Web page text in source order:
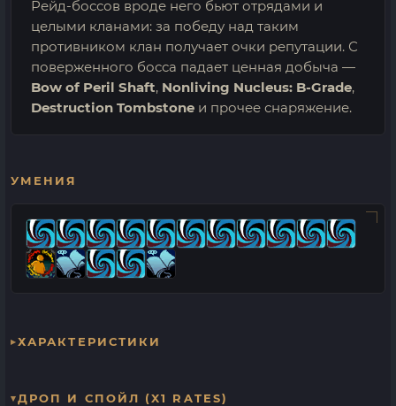
Рейд-боссов вроде него бьют отрядами и
целыми кланами: за победу над таким
противником клан получает очки репутации. С
поверженного босса падает ценная добыча —
Bow of Peril Shaft, Nonliving Nucleus: B-Grade,
Destruction Tombstone и прочее снаряжение.
УМЕНИЯ
ХАРАКТЕРИСТИКИ
ДРОП И СПОЙЛ (X1 RATES)